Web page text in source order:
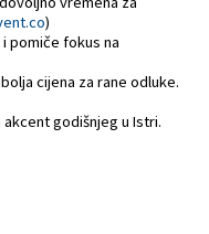
)
pomiče fokus na
cijena za rane odluke.
godišnjeg u Istri.